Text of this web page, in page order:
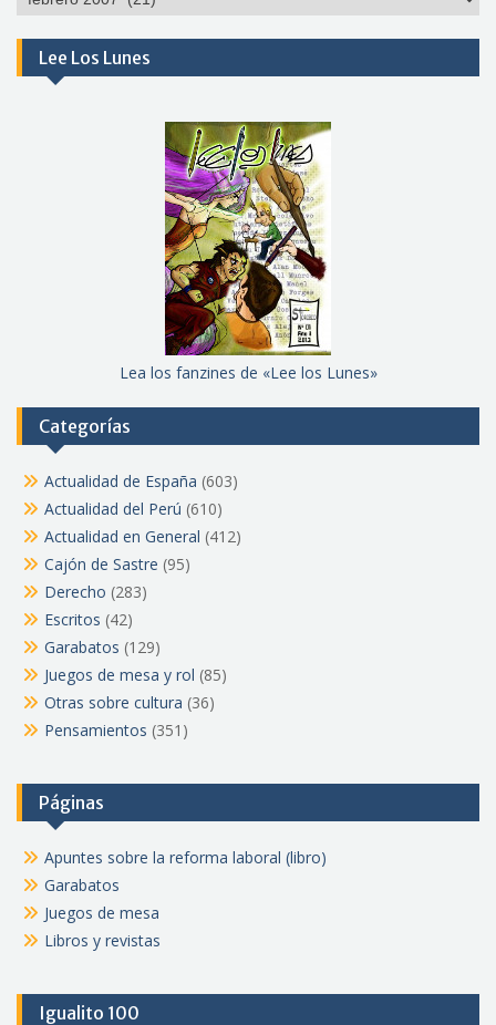
Lee Los Lunes
Lea los fanzines de «Lee los Lunes»
Categorías
Actualidad de España (603)
Actualidad del Perú (610)
Actualidad en General (412)
Cajón de Sastre (95)
Derecho (283)
Escritos (42)
Garabatos (129)
Juegos de mesa y rol (85)
Otras sobre cultura (36)
Pensamientos (351)
Páginas
Apuntes sobre la reforma laboral (libro)
Garabatos
Juegos de mesa
Libros y revistas
Igualito 100